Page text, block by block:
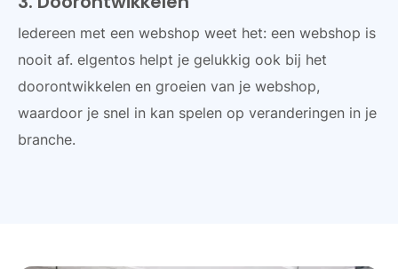
Iedereen met een webshop weet het: een webshop is
nooit af. elgentos helpt je gelukkig ook bij het
doorontwikkelen en groeien van je webshop,
waardoor je snel in kan spelen op veranderingen in je
branche.